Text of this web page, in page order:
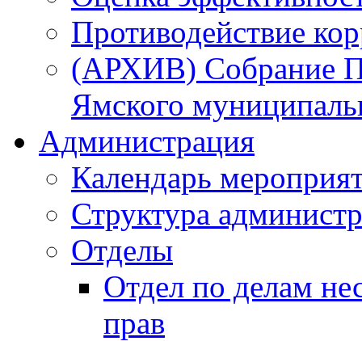
Противодействие
(АРХИВ) Собрание
Ямского
Администрация
Календарь
Структура
Отделы
Отдел по делам
прав